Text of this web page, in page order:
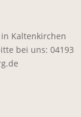
Kaltenkirchen
bei uns: 04193